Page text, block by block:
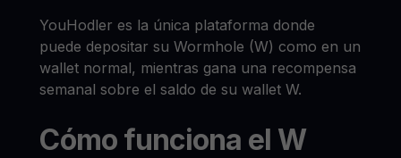
YouHodler es la única plataforma donde
puede depositar su Wormhole (W) como en un
wallet normal, mientras gana una recompensa
semanal sobre el saldo de su wallet W.
Cómo funciona el W